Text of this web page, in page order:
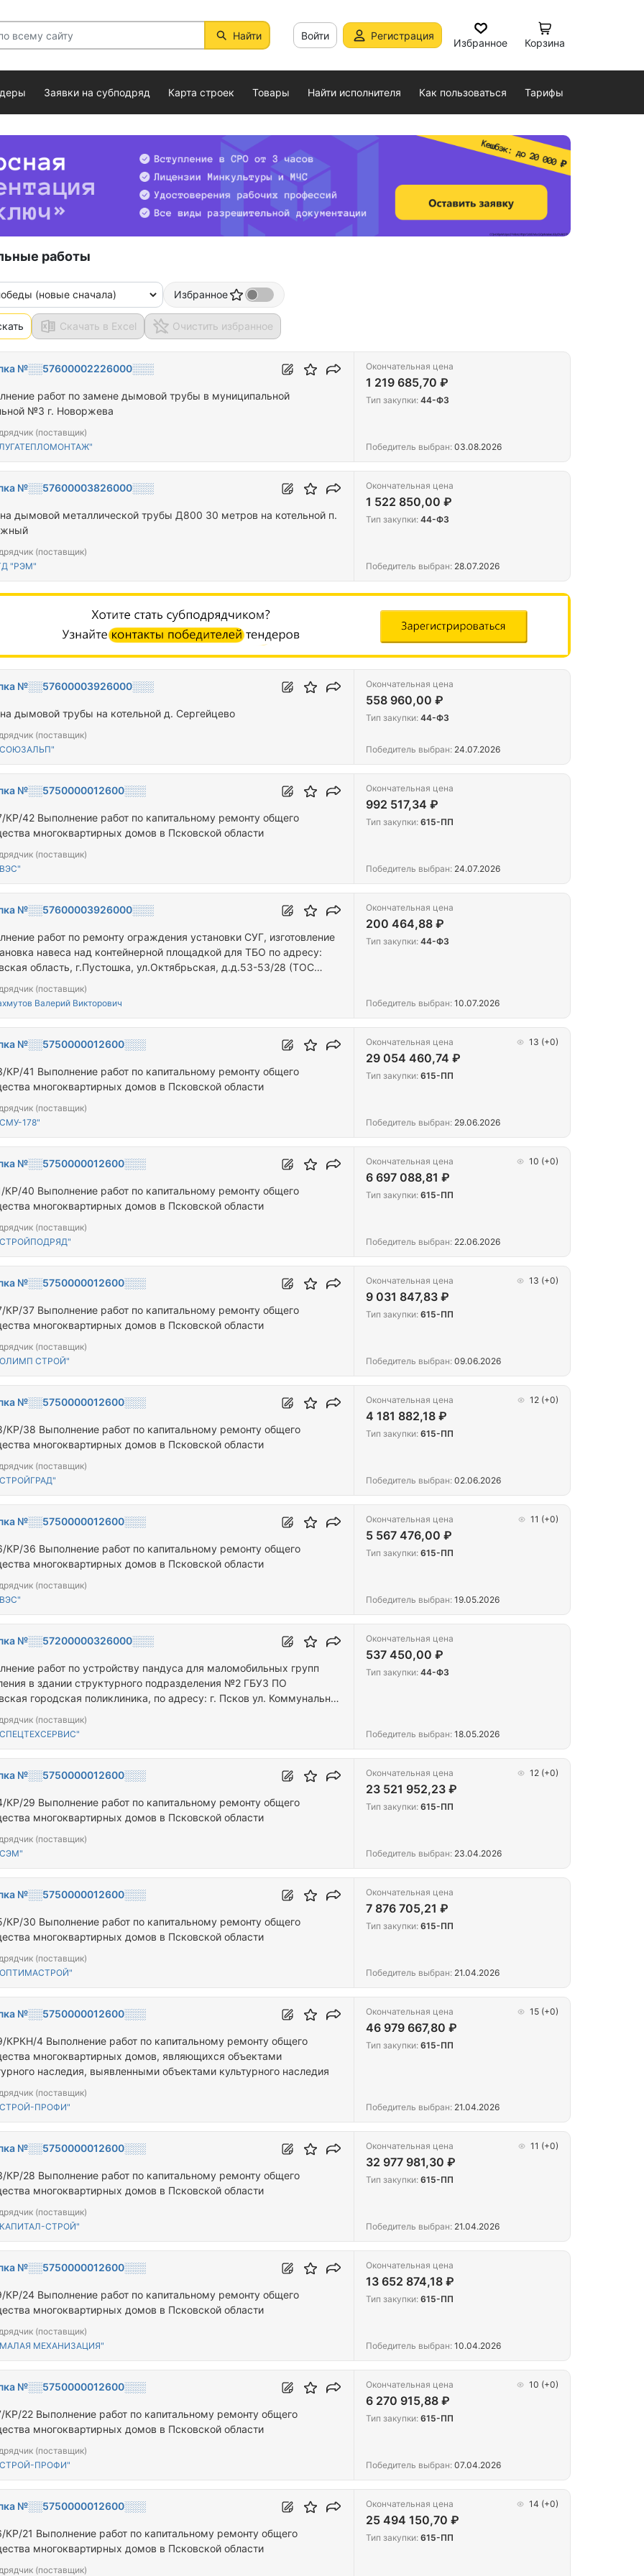
Найти Войти Регистрация
Избранное Корзина
Заявки на субподряд Карта строек Товары Найти исполнителя Как пользоваться Тарифы
работы
(новые сначала) Избранное
Скачать в Excel Очистить избранное
№░░57600002226000░░░
работ по замене дымовой трубы в муниципальной
№3 г. Новоржева
(поставщик)
Окончательная цена
1 219 685,70 ₽
Тип закупки: 44-ФЗ
Победитель выбран: 03.08.2026
№░░57600003826000░░░
дымовой металлической трубы Д800 30 метров на котельной п.
(поставщик)
"РЭМ"
Окончательная цена
1 522 850,00 ₽
Тип закупки: 44-ФЗ
Победитель выбран: 28.07.2026
№░░57600003926000░░░
дымовой трубы на котельной д. Сергейцево
(поставщик)
Окончательная цена
558 960,00 ₽
Тип закупки: 44-ФЗ
Победитель выбран: 24.07.2026
№░░5750000012600░░░
КР/42 Выполнение работ по капитальному ремонту общего
многоквартирных домов в Псковской области
(поставщик)
Окончательная цена
992 517,34 ₽
Тип закупки: 615-ПП
Победитель выбран: 24.07.2026
№░░57600003926000░░░
работ по ремонту ограждения установки СУГ, изготовление
навеса над контейнерной площадкой для ТБО по адресу:
область, г.Пустошка, ул.Октябрьская, д.д.53-53/28 (ТОС
(поставщик)
Валерий Викторович
Окончательная цена
200 464,88 ₽
Тип закупки: 44-ФЗ
Победитель выбран: 10.07.2026
№░░5750000012600░░░
КР/41 Выполнение работ по капитальному ремонту общего
многоквартирных домов в Псковской области
(поставщик)
178"
Окончательная цена
29 054 460,74 ₽
13 (+0)
Тип закупки: 615-ПП
Победитель выбран: 29.06.2026
№░░5750000012600░░░
КР/40 Выполнение работ по капитальному ремонту общего
многоквартирных домов в Псковской области
(поставщик)
Окончательная цена
6 697 088,81 ₽
10 (+0)
Тип закупки: 615-ПП
Победитель выбран: 22.06.2026
№░░5750000012600░░░
КР/37 Выполнение работ по капитальному ремонту общего
многоквартирных домов в Псковской области
(поставщик)
СТРОЙ"
Окончательная цена
9 031 847,83 ₽
13 (+0)
Тип закупки: 615-ПП
Победитель выбран: 09.06.2026
№░░5750000012600░░░
КР/38 Выполнение работ по капитальному ремонту общего
многоквартирных домов в Псковской области
(поставщик)
Окончательная цена
4 181 882,18 ₽
12 (+0)
Тип закупки: 615-ПП
Победитель выбран: 02.06.2026
№░░5750000012600░░░
КР/36 Выполнение работ по капитальному ремонту общего
многоквартирных домов в Псковской области
(поставщик)
Окончательная цена
5 567 476,00 ₽
11 (+0)
Тип закупки: 615-ПП
Победитель выбран: 19.05.2026
№░░57200000326000░░░
работ по устройству пандуса для маломобильных групп
в здании структурного подразделения №2 ГБУЗ ПО
городская поликлиника, по адресу: г. Псков ул. Коммунальная
(поставщик)
Окончательная цена
537 450,00 ₽
Тип закупки: 44-ФЗ
Победитель выбран: 18.05.2026
№░░5750000012600░░░
КР/29 Выполнение работ по капитальному ремонту общего
многоквартирных домов в Псковской области
(поставщик)
Окончательная цена
23 521 952,23 ₽
12 (+0)
Тип закупки: 615-ПП
Победитель выбран: 23.04.2026
№░░5750000012600░░░
КР/30 Выполнение работ по капитальному ремонту общего
многоквартирных домов в Псковской области
(поставщик)
Окончательная цена
7 876 705,21 ₽
Тип закупки: 615-ПП
Победитель выбран: 21.04.2026
№░░5750000012600░░░
КРКН/4 Выполнение работ по капитальному ремонту общего
многоквартирных домов, являющихся объектами
наследия, выявленными объектами культурного наследия
(поставщик)
ПРОФИ"
Окончательная цена
46 979 667,80 ₽
15 (+0)
Тип закупки: 615-ПП
Победитель выбран: 21.04.2026
№░░5750000012600░░░
КР/28 Выполнение работ по капитальному ремонту общего
многоквартирных домов в Псковской области
(поставщик)
СТРОЙ"
Окончательная цена
32 977 981,30 ₽
11 (+0)
Тип закупки: 615-ПП
Победитель выбран: 21.04.2026
№░░5750000012600░░░
КР/24 Выполнение работ по капитальному ремонту общего
многоквартирных домов в Псковской области
(поставщик)
МЕХАНИЗАЦИЯ"
Окончательная цена
13 652 874,18 ₽
Тип закупки: 615-ПП
Победитель выбран: 10.04.2026
№░░5750000012600░░░
КР/22 Выполнение работ по капитальному ремонту общего
многоквартирных домов в Псковской области
(поставщик)
ПРОФИ"
Окончательная цена
6 270 915,88 ₽
10 (+0)
Тип закупки: 615-ПП
Победитель выбран: 07.04.2026
№░░5750000012600░░░
КР/21 Выполнение работ по капитальному ремонту общего
многоквартирных домов в Псковской области
(поставщик)
Окончательная цена
25 494 150,70 ₽
14 (+0)
Тип закупки: 615-ПП